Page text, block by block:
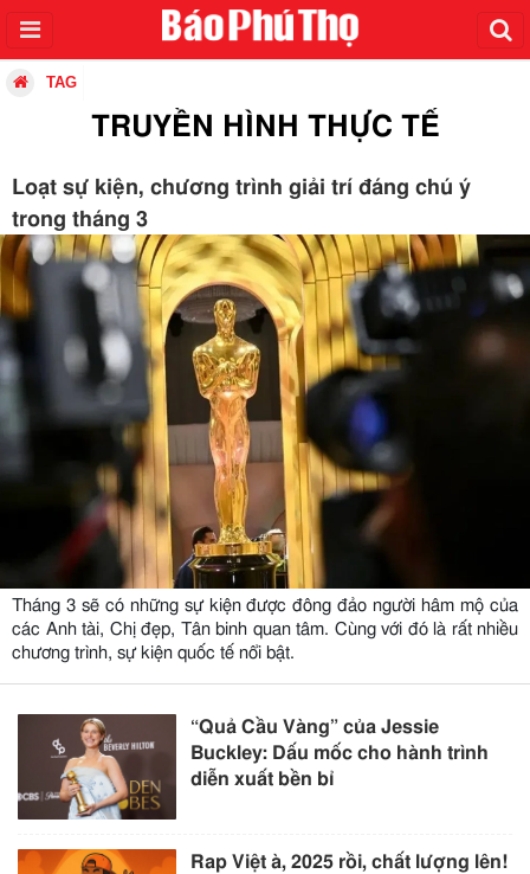
TAG
TRUYỀN HÌNH THỰC TẾ
Loạt sự kiện, chương trình giải trí đáng chú ý
trong tháng 3
Tháng 3 sẽ có những sự kiện được đông đảo người hâm mộ của
các Anh tài, Chị đẹp, Tân binh quan tâm. Cùng với đó là rất nhiều
chương trình, sự kiện quốc tế nổi bật.
“Quả Cầu Vàng” của Jessie
Buckley: Dấu mốc cho hành trình
diễn xuất bền bỉ
Rap Việt à, 2025 rồi, chất lượng lên!